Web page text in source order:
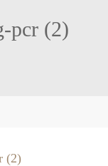
pcr (2)
(2)